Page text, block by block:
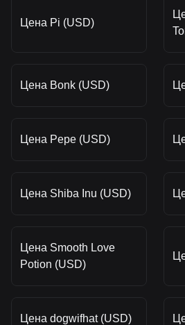
Цена Pi (USD)
Цена Bonk (USD)
Цена Pepe (USD)
Цена Shiba Inu (USD)
Цена Smooth Love
Potion (USD)
Цена dogwifhat (USD)